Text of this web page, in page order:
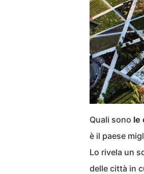
Quali sono le
è il paese
Lo rivela un
delle città in